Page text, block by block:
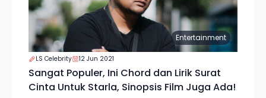
Entertainment
LS Celebrity 12 Jun 2021
Sangat Populer, Ini Chord dan Lirik Surat
Cinta Untuk Starla, Sinopsis Film Juga Ada!